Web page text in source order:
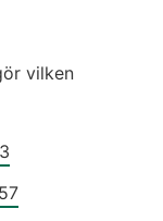
vilken